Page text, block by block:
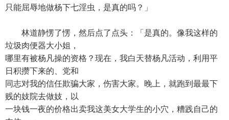
只能屈辱地做杨下七淫虫，是真的吗？」
林道静愣了愣，然后点了点头：「是真的。像我这样的
垃圾肉便器大小姐，
哪里有被杨凡操的资格？现在，我白天替杨凡活动，利用平
日积攒下来的、党和
同志对我的信任欺骗大家，伤害大家。晚上，就跑到最最下
贱的妓院去做妓，以
一块钱一夜的价格出卖我这美女大学生的小穴，糟践自己的